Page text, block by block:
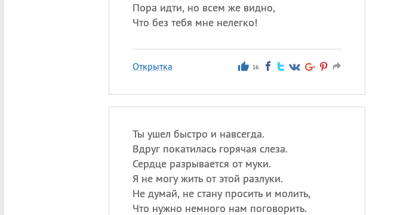
Пора идти, но всем же видно,
Что без тебя мне нелегко!
Открытка 16
Ты ушел быстро и навсегда.
Вдруг покатилась горячая слеза.
Сердце разрывается от муки.
Я не могу жить от этой разлуки.
Не думай, не стану просить и молить,
Что нужно немного нам поговорить.